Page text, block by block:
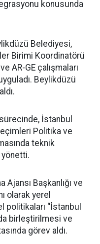
konusunda
Belediyesi,
Birimi Koordinatörü
AR-GE çalışmaları
Beylikdüzü
İstanbul
Politika ve
teknik
yönetti.
Başkanlığı ve
olarak yerel
“İstanbul
birleştirilmesi ve
görev aldı.